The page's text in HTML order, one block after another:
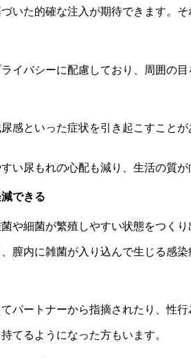
いた的確な注入が期待できます。
イバシーに配慮しており、周囲の
感といった症状を引き起こすこと
い尿もれの心配も減り、生活の質
できる
や細菌が繁殖しやすい状態をつくり
膣内に雑菌が入り込んで生じる感
パートナーから指摘されたり、性
てるようになった方もいます。